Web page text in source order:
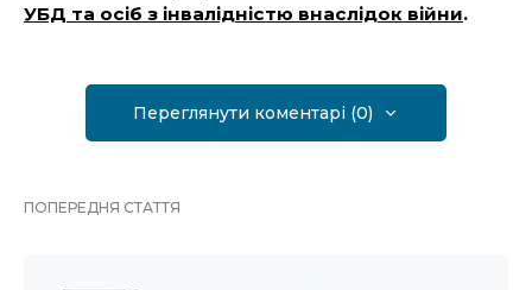
УБД та осіб з інвалідністю внаслідок війни.
Переглянути коментарі (0)
ПОПЕРЕДНЯ СТАТТЯ